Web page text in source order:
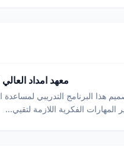
معهد امداد
هذا البرنامج التدريبي لمساعدة
المهارات الفكرية اللازمة لتقيي...